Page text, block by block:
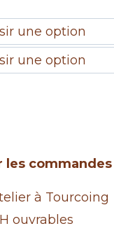
à Tourcoing
ouvrables